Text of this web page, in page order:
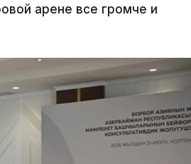
арене все громче и